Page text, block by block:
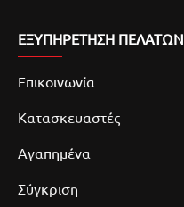
ΕΞΥΠΗΡΕΤΗΣΗ ΠΕΛΑΤΩΝ
Επικοινωνία
Κατασκευαστές
Αγαπημένα
Σύγκριση